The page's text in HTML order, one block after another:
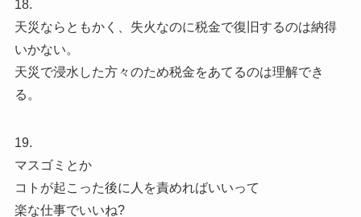
18.
天災ならともかく、失火なのに税金で復旧するのは納得
いかない。
天災で浸水した方々のため税金をあてるのは理解でき
る。
19.
マスゴミとか
コトが起こった後に人を責めればいいって
楽な仕事でいいね?